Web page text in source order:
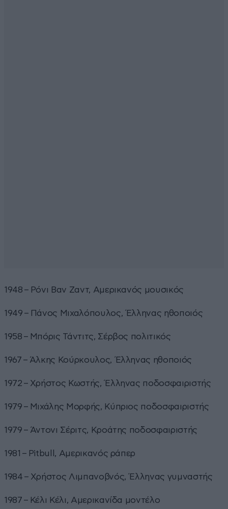
1948 – Ρόνι Βαν Ζαντ, Αμερικανός μουσικός
1949 – Πάνος Μιχαλόπουλος, Έλληνας ηθοποιός
1958 – Μπόρις Τάντιτς, Σέρβος πολιτικός
1967 – Άλκης Κούρκουλος, Έλληνας ηθοποιός
1972 – Χρήστος Κωστής, Έλληνας ποδοσφαιριστής
1979 – Μιχάλης Μορφής, Κύπριος ποδοσφαιριστής
1979 – Άντονι Σέριτς, Κροάτης ποδοσφαιριστής
1981 – Pitbull, Αμερικανός ράπερ
1984 – Χρήστος Λιμπανοβνός, Έλληνας γυμναστής
1987 – Κέλι Κέλι, Αμερικανίδα μοντέλο